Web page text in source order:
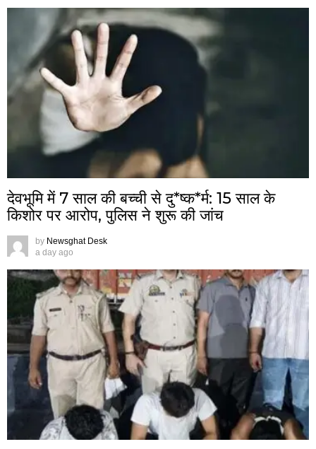
देवभूमि में 7 साल की बच्ची से दु*ष्क*र्म: 15 साल के
किशोर पर आरोप, पुलिस ने शुरू की जांच
by Newsghat Desk
a day ago